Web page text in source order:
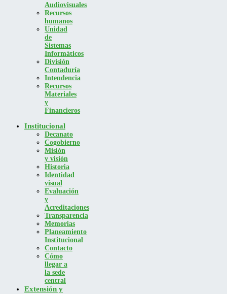
Audiovisuales
Recursos
humanos
Unidad
de
Sistemas
Informáticos
División
Contaduría
Intendencia
Recursos
Materiales
y
Financieros
Institucional
Decanato
Cogobierno
Misión
y visión
Historia
Identidad
visual
Evaluación
y
Acreditaciones
Transparencia
Memorias
Planeamiento
Institucional
Contacto
Cómo
llegar a
la sede
central
Extensión y